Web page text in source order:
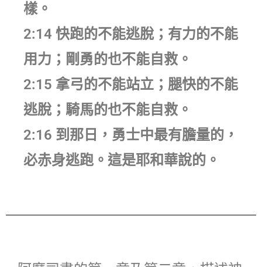
樣。
2:14 快跑的不能逃脫；有力的不能
用力；剛勇的也不能自救。
2:15 拿弓的不能站立；腿快的不能
逃脫；騎馬的也不能自救。
2:16 到那日，勇士中最有膽量的，
必赤身逃跑。這是耶和華說的。